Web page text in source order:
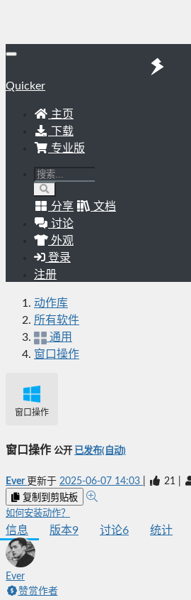
Quicker
主页
下载
专业版
分享
文档
讨论
外观
登录
注册
动作库
所有软件
通用
窗口操作
窗口操作
窗口操作 公开 已发布(自动)
Ever 更新于 2025-06-07 14:03 21
复制到剪贴板
如何安装动作？
信息 版本9 讨论6 统计
Ever
赞赏作者